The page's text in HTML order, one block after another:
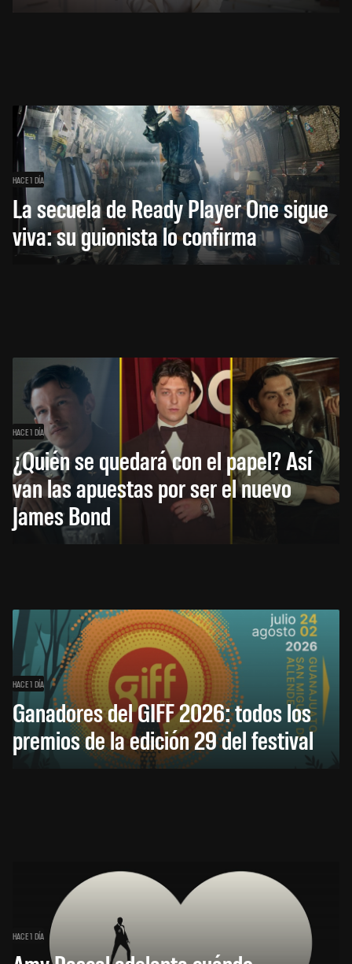
HACE 1 DÍA
La secuela de Ready Player One sigue
viva: su guionista lo confirma
HACE 1 DÍA
¿Quién se quedará con el papel? Así
van las apuestas por ser el nuevo
James Bond
HACE 1 DÍA
Ganadores del GIFF 2026: todos los
premios de la edición 29 del festival
HACE 1 DÍA